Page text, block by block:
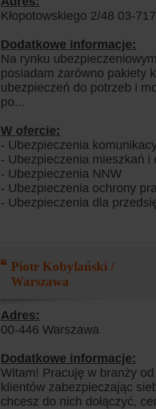
Kłopotowskiego 2/48 03-
Dodatkowe informacje:
Na rynku
posiadam zarówno pakiety
ubezpieczeń do potrzeb i
po...
W ofercie:
- Ubezpieczenia
- Ubezpieczenia mieszkań i
- Ubezpieczenia NNW
- Ubezpieczenia ochrony
- Ubezpieczenia dla
Piotr Kobylański /
Warszawa
Adres:
00-446 Warszawa
Dodatkowe informacje:
Witam! Pracuję w branży
klientów zabezpieczając
chcesz do nich dołączyć,